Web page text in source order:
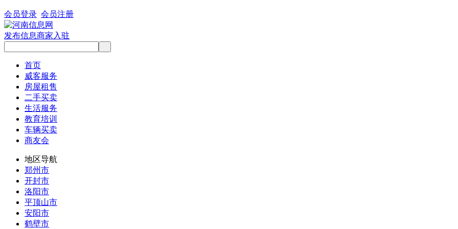
会员登录 会员注册
发布信息商家入驻
首页
威客服务
房屋租售
二手买卖
生活服务
教育培训
车辆买卖
商友会
地区导航
郑州市
开封市
洛阳市
平顶山市
安阳市
鹤壁市